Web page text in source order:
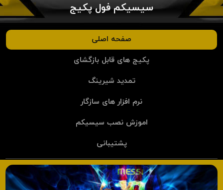
سیسیکم فول پکیج
صفحه اصلی
پکیج های قابل بازگشای
تمدید شیرینگ
نرم افزار های سازگار
اموزش نصب سیسیکم
پشتیبانی